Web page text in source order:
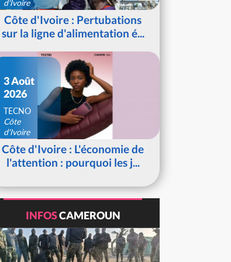
d'Ivoire
Côte d'Ivoire : Pertubations
sur la ligne d'alimentation é...
3 Août
2026
TECNO
Côte
d'Ivoire
Côte d'Ivoire : L'économie de
l'attention : pourquoi les j...
INFOSCAMEROUN